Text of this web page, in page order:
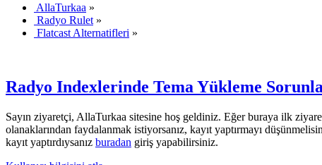
AllaTurkaa »
Radyo Rulet »
Flatcast Alternatifleri »
Radyo Indexlerinde Tema Yükleme
Sayın ziyaretçi, AllaTurkaa sitesine hoş geldiniz. Eğer buraya ilk
olanaklarından faydalanmak istiyorsanız, kayıt yaptırmayı
kayıt yaptırdıysanız buradan giriş yapabilirsiniz.